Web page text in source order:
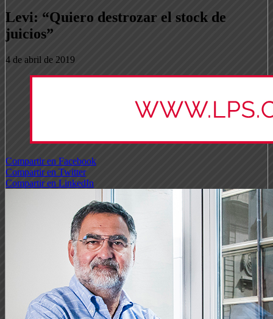
Levi: “Quiero destrozar el stock de
juicios”
4 de abril de 2019
Compartir en Facebook
Compartir en Twitter
Compartir en LinkedIn